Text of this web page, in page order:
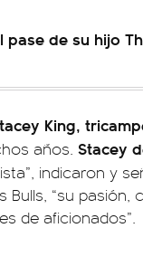
de su hijo
King,
años. Stacey
indicaron y
“su pasión,
de aficionados”.